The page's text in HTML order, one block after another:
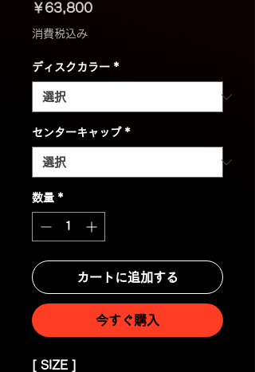
￥63,800価
消費税込み
ディスクカラー *
センターキャップ *
数量 *
カートに追加する
今すぐ購入
[ SIZE ]